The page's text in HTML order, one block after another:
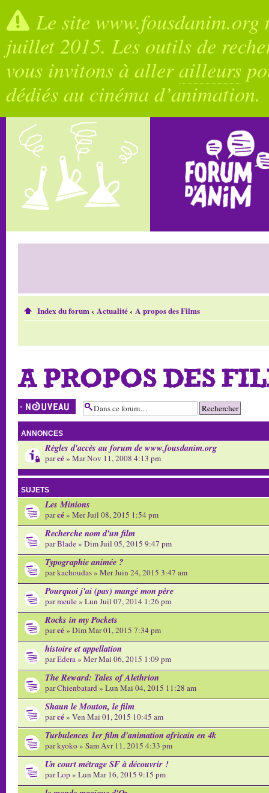
Le site
juillet 2015. Les outils de
vous invitons à allerailleurs
dédiés au cinéma d’animation.
Index du forum‹ Actualité‹ A propos des Films
A PROPOS DES
Écrire un nouveau
sujet
ANNONCES
Règles d'accès au forum de www.fousdanim.org
parcé» Mar Nov 11, 2008 4:13 pm
SUJETS
Les Minions
parcé» Mer Juil 08, 2015 1:54 pm
Recherche nom d'un film
parBlade» Dim Juil 05, 2015 9:47 pm
Typographie animée ?
parkachoudas» Mer Juin 24, 2015 3:47 am
Pourquoi j'ai (pas) mangé mon père
parmeule» Lun Juil 07, 2014 1:26 pm
Rocks in my Pockets
parcé» Dim Mar 01, 2015 7:34 pm
histoire et appellation
parEdera» Mer Mai 06, 2015 1:09 pm
The Reward: Tales of Alethrion
parChienbatard» Lun Mai 04, 2015 11:28 am
Shaun le Mouton, le film
parcé» Ven Mai 01, 2015 10:45 am
Turbulences 1er film d'animation africain en 4k
parkyoko» Sam Avr 11, 2015 4:33 pm
Un court métrage SF à découvrir !
parLop» Lun Mar 16, 2015 9:15 pm